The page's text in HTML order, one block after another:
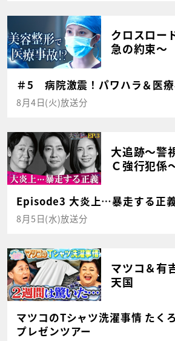
クロスロー
急の約束～
＃5 病院激震！パワハラ＆医
8月4日(火)放送分
大追跡～警
Ｃ強行犯係
Episode3 大炎上…暴走する正
8月5日(水)放送分
マツコ＆有
天国
マツコのTシャツ洗濯事情 たく
プレゼンツアー